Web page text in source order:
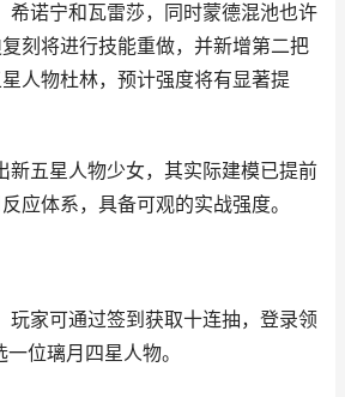
希诺宁和瓦雷莎，同时蒙德混池也许
刻将进行技能重做，并新增第二把
人物杜林，预计强度将有显著提
新五星人物少女，其实际建模已提前
应体系，具备可观的实战强度。
玩家可通过签到获取十连抽，登录领
位璃月四星人物。